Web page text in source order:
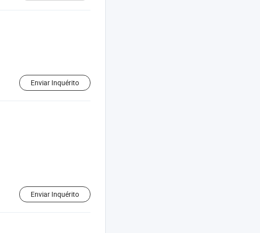
Enviar Inquérito
Enviar Inquérito